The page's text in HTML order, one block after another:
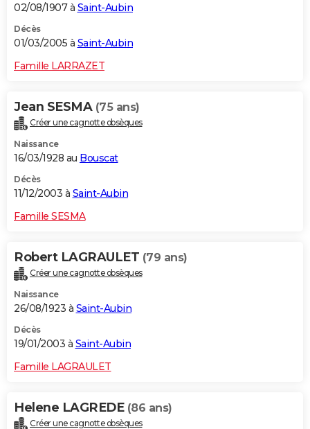
02/08/1907 à Saint-Aubin
Décès
01/03/2005 à Saint-Aubin
Famille LARRAZET
Jean SESMA (75 ans)
Créer une cagnotte obsèques
Naissance
16/03/1928 au Bouscat
Décès
11/12/2003 à Saint-Aubin
Famille SESMA
Robert LAGRAULET (79 ans)
Créer une cagnotte obsèques
Naissance
26/08/1923 à Saint-Aubin
Décès
19/01/2003 à Saint-Aubin
Famille LAGRAULET
Helene LAGREDE (86 ans)
Créer une cagnotte obsèques